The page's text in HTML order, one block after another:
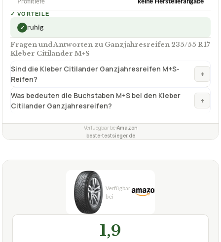
✓ VORTEILE
✓ ruhig
Fragen und Antworten zu Ganzjahresreifen 235/55 R17
Kleber Citilander M+S
Sind die Kleber Citilander Ganzjahresreifen M+S-
Reifen?
+
Was bedeuten die Buchstaben M+S bei den Kleber
Citilander Ganzjahresreifen?
+
Verfuegbar beiAmazon
beste-testsieger.de
1,9